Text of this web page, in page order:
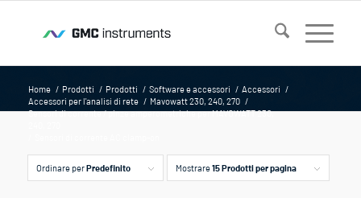
Home / Prodotti / Prodotti / Software e accessori / Accessori /
Accessori per l'analisi di rete / Mavowatt 230, 240, 270 /
Sensori di corrente / pinze amperometriche per MAVOWATT 230,
Ordinare perPredefinito Mostrare15 Prodotti per pagina